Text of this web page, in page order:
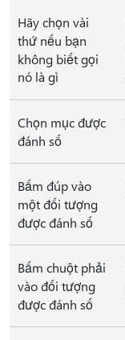
Hãy chọn vài
thứ nếu bạn
không biết gọi
nó là gì
Chọn mục được
đánh số
Bấm đúp vào
một đối tượng
được đánh số
Bấm chuột phải
vào đối tượng
được đánh số